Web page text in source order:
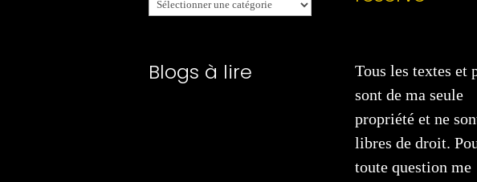
catégories
Blogs à lire
Tous les textes et
sont de ma seule
propriété et ne
libres de droit.
toute question me